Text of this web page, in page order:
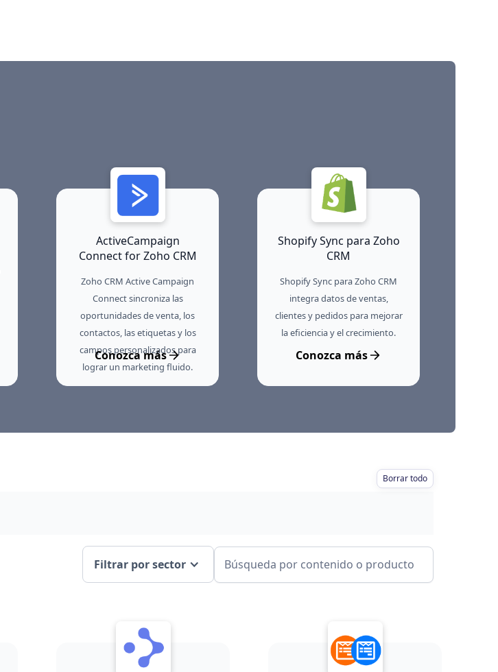
ActiveCampaign
Connect for Zoho CRM
Zoho CRM Active Campaign
Connect sincroniza las
oportunidades de venta, los
contactos, las etiquetas y los
campos personalizados para
lograr un marketing fluido.
Conozca más
Shopify Sync para Zoho
CRM
Shopify Sync para Zoho CRM
integra datos de ventas,
clientes y pedidos para mejorar
la eficiencia y el crecimiento.
Conozca más
Borrar todo
Filtrar por sector